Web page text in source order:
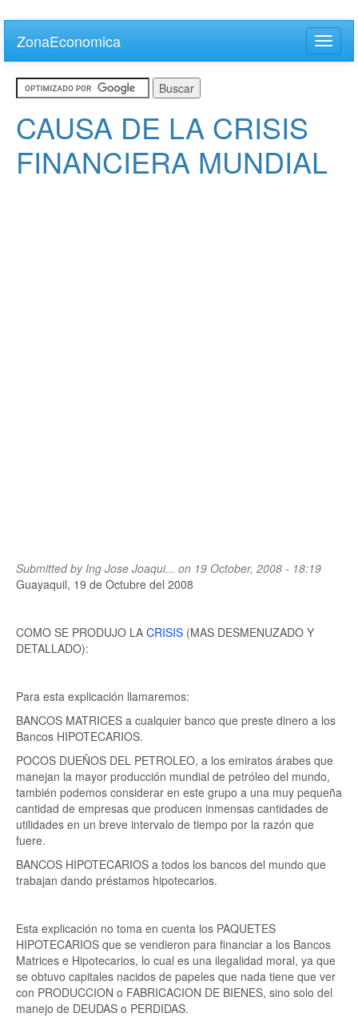
main
content
ZonaEconomica
Toggle
CAUSA DE LA CRISIS
FINANCIERA MUNDIAL
Submitted byIng Jose Joaqui... on 19 October, 2008 - 18:19
Guayaquil, 19 de Octubre del 2008
COMO SE PRODUJO LA CRISIS (MAS DESMENUZADO Y
DETALLADO):
Para esta explicación llamaremos:
BANCOS MATRICES a cualquier banco que preste dinero a los
Bancos HIPOTECARIOS.
POCOS DUEÑOS DEL PETROLEO, a los emiratos árabes que
manejan la mayor producción mundial de petróleo del mundo,
también podemos considerar en este grupo a una muy pequeña
cantidad de empresas que producen inmensas cantidades de
utilidades en un breve intervalo de tiempo por la razón que
fuere.
BANCOS HIPOTECARIOS a todos los bancos del mundo que
trabajan dando préstamos hipotecarios.
Esta explicación no toma en cuenta los PAQUETES
HIPOTECARIOS que se vendieron para financiar a los Bancos
Matrices e Hipotecarios, lo cual es una ilegalidad moral, ya que
se obtuvo capitales nacidos de papeles que nada tiene que ver
con PRODUCCION o FABRICACION DE BIENES, sino solo del
manejo de DEUDAS o PERDIDAS.